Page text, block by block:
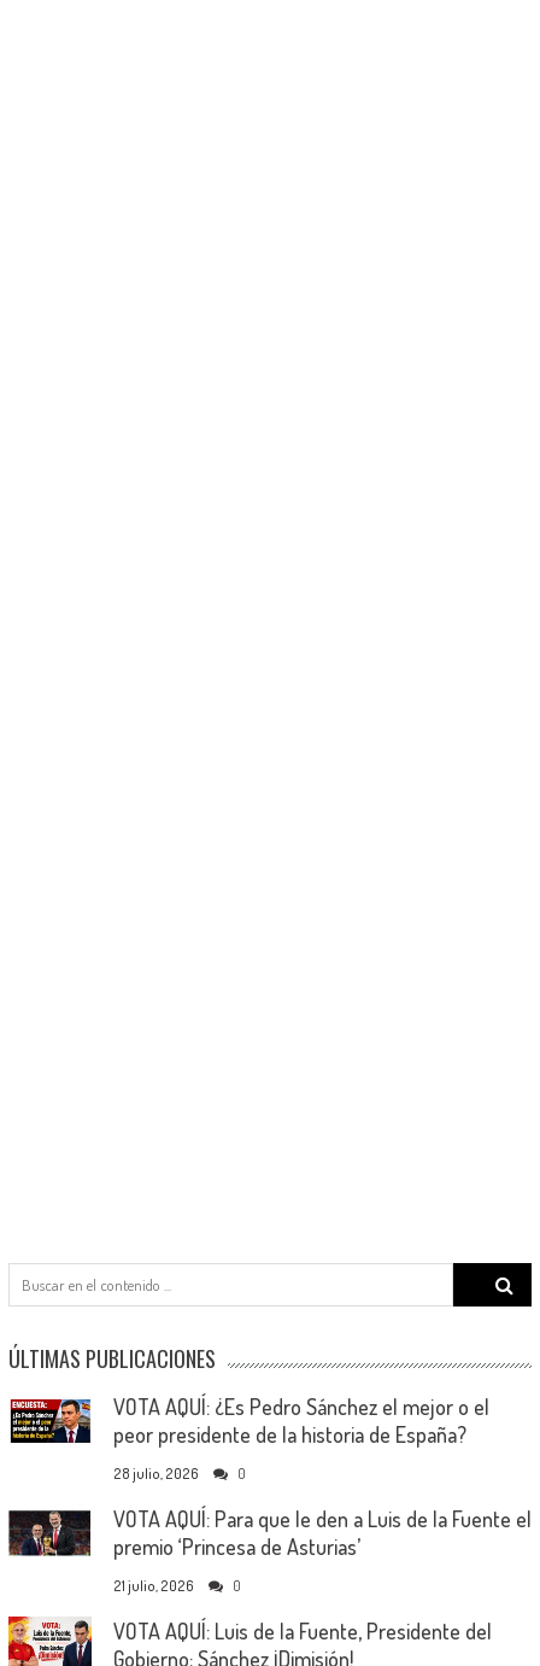
Search
for:
ÚLTIMAS PUBLICACIONES
VOTA AQUÍ: ¿Es Pedro Sánchez el mejor o el
peor presidente de la historia de España?
28 julio, 2026 0
VOTA AQUÍ: Para que le den a Luis de la Fuente el
premio ‘Princesa de Asturias’
21 julio, 2026 0
VOTA AQUÍ: Luis de la Fuente, Presidente del
Gobierno; Sánchez ¡Dimisión!